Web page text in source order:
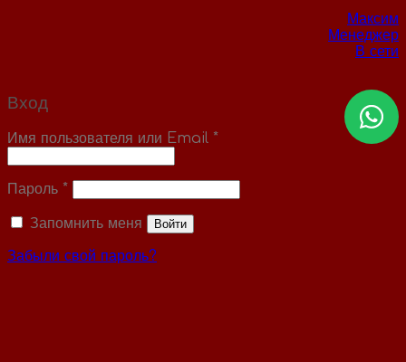
Максим
Менеджер
В сети
Вход
Имя пользователя или Email *
Пароль *
Запомнить меня Войти
Забыли свой пароль?